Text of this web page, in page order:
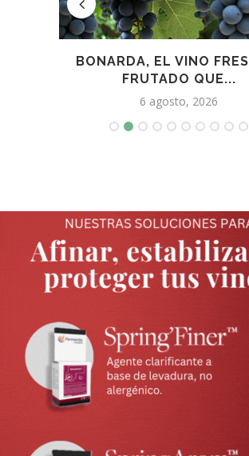
BONARDA, EL VINO
FRUTADO QUE...
6 agosto, 2026